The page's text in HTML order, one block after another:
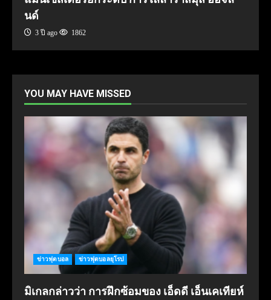
นด์
3 ปี ago 1862
YOU MAY HAVE MISSED
ข่าวฟุตบอล ข่าวฟุตบอลยุโรป
มิเกลกล่าวว่า การฝึกซ้อมของ เอ็ดดี เอ็นเคเทียห์